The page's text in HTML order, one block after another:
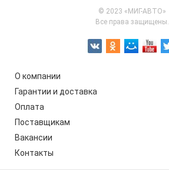
© 2023 «МИГ-АВТО»
Все права защищены.
О компании
Гарантии и доставка
Оплата
Поставщикам
Вакансии
Контакты